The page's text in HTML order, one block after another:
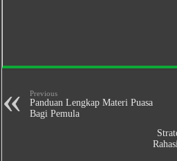
Previous
Panduan Lengkap Materi Puasa
Bagi Pemula